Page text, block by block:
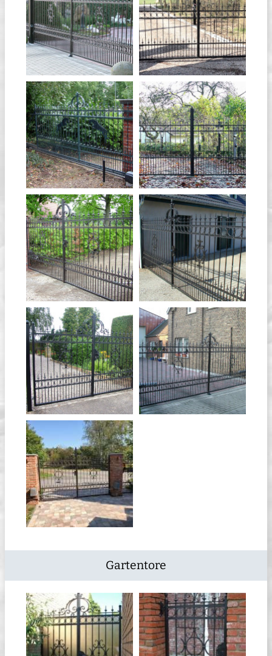
Gartentore